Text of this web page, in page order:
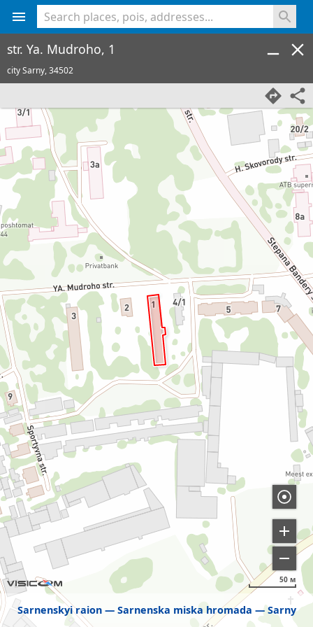
Sarnenskyi raion Sarnenska miska hromada Sarny
50 м
str. Ya. Mudroho, 1
city Sarny,34502
<% console.log(hcard) %>